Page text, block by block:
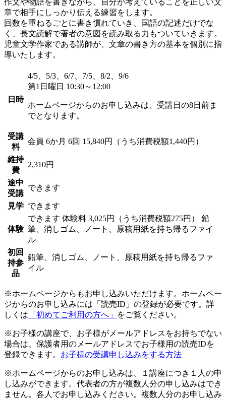
章で相手にしっかり伝える練習をします。
回数を重ねるごとに書き慣れていき、国語の記述だけでな
く、長文読解で著者の意図を読み取る力もついていきます。
児童文学作家である講師が、文章の書き方の基本を個別に指
導いたします。
日時
4/5、5/3、6/7、7/5、8/2、9/6
第1日曜日 10:30～12:00
ホームページからのお申し込みは、受講日の8日前ま
でとなります。
受講
料
会員 6か月 6回 15,840円（うち消費税額1,440円）
維持
費
2,310円
途中
受講
できます
見学 できます
体験
できます 体験料 3,025円（うち消費税額275円） 鉛
筆、消しゴム、ノート、原稿用紙を持ち帰るファイ
ル
初回
持参
品
鉛筆、消しゴム、ノート、原稿用紙を持ち帰るファ
イル
※ホームページからもお申し込みいただけます。ホームペー
ジからのお申し込みには「読売ID」の登録が必要です。詳
しくは 「初めてご利用の方へ」 をご覧ください。
※お子様の講座で、お子様がメールアドレスをお持ちでない
場合は、保護者用のメールアドレスでお子様用の読売IDを
登録できます。 お子様の受講申し込みをする方法
※ホームページからのお申し込みは、１講座につき１人の申
し込みができます。代表者の方が複数人分の申し込みはでき
ません。各人でお申し込みください。複数人分のお申し込み